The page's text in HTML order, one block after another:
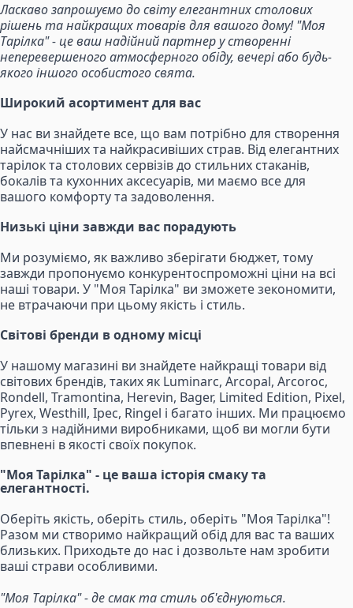
Ласкаво запрошуємо до світу елегантних столових
рішень та найкращих товарів для вашого дому! "Моя
Тарілка" - це ваш надійний партнер у створенні
неперевершеного атмосферного обіду, вечері або будь-
якого іншого особистого свята.
Широкий асортимент для вас
У нас ви знайдете все, що вам потрібно для створення
найсмачніших та найкрасивіших страв. Від елегантних
тарілок та столових сервізів до стильних стаканів,
бокалів та кухонних аксесуарів, ми маємо все для
вашого комфорту та задоволення.
Низькі ціни завжди вас порадують
Ми розуміємо, як важливо зберігати бюджет, тому
завжди пропонуємо конкурентоспроможні ціни на всі
наші товари. У "Моя Тарілка" ви зможете зекономити,
не втрачаючи при цьому якість і стиль.
Світові бренди в одному місці
У нашому магазині ви знайдете найкращі товари від
світових брендів, таких як Luminarc, Arcopal, Arcoroc,
Rondell, Tramontina, Herevin, Bager, Limited Edition, Pixel,
Pyrex, Westhill, Ipec, Ringel і багато інших. Ми працюємо
тільки з надійними виробниками, щоб ви могли бути
впевнені в якості своїх покупок.
"Моя Тарілка" - це ваша історія смаку та
елегантності.
Оберіть якість, оберіть стиль, оберіть "Моя Тарілка"!
Разом ми створимо найкращий обід для вас та ваших
близьких. Приходьте до нас і дозвольте нам зробити
ваші страви особливими.
"Моя Тарілка" - де смак та стиль об'єднуються.